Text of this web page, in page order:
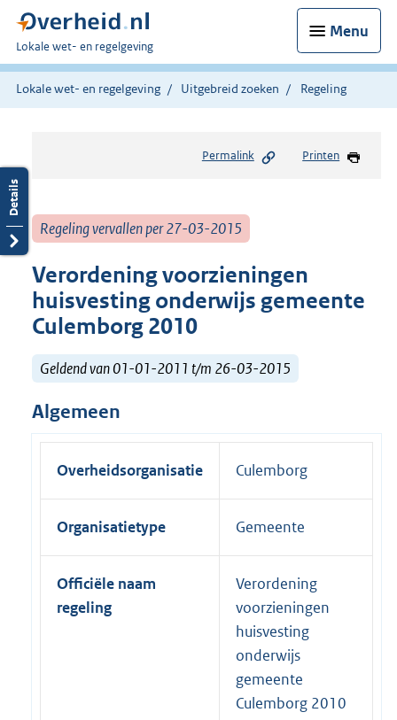
Menu
U
bent
hier:
Lokale wet- en regelgeving
Lokale wet- en regelgeving Uitgebreid zoeken Regeling
Permalink Printen
Regeling vervallen per 27-03-2015
Verordening voorzieningen
huisvesting onderwijs gemeente
Culemborg 2010
Geldend van 01-01-2011 t/m 26-03-2015
Algemeen
Overheidsorganisatie Culemborg
Organisatietype Gemeente
Officiële naam
regeling
Verordening
voorzieningen
huisvesting
onderwijs
gemeente
Culemborg 2010